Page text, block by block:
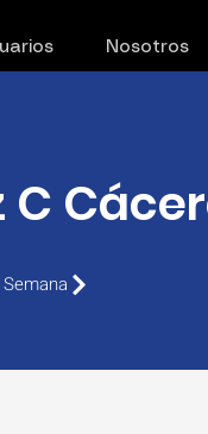
Nosotros
C